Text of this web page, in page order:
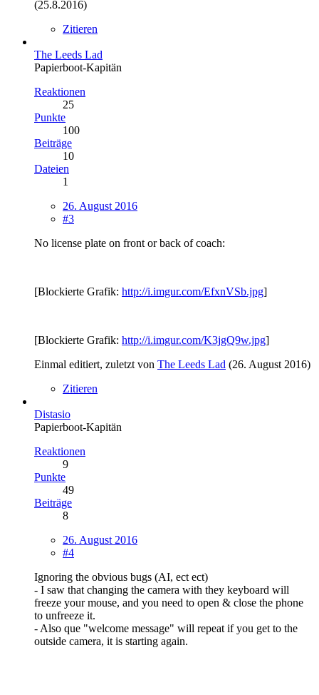
(25.8.2016)
Zitieren
The Leeds Lad
Papierboot-Kapitän
Reaktionen
25
Punkte
100
Beiträge
10
Dateien
1
26. August 2016
#3
No license plate on front or back of coach:
[Blockierte Grafik: http://i.imgur.com/EfxnVSb.jpg]
[Blockierte Grafik: http://i.imgur.com/K3jgQ9w.jpg]
Einmal editiert, zuletzt von The Leeds Lad (26. August 2016)
Zitieren
Distasio
Papierboot-Kapitän
Reaktionen
9
Punkte
49
Beiträge
8
26. August 2016
#4
Ignoring the obvious bugs (AI, ect ect)
- I saw that changing the camera with they keyboard will
freeze your mouse, and you need to open & close the phone
to unfreeze it.
- Also que "welcome message" will repeat if you get to the
outside camera, it is starting again.